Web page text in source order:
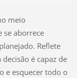
meio
se aborrece
Reflete
é capaz de
e esquecer todo o